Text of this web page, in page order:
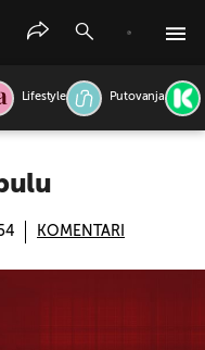
Lifestyle Putovanja
KOMENTARI